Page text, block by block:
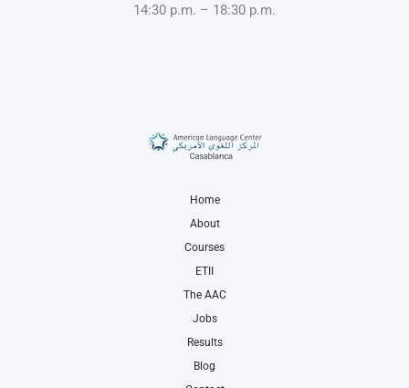
14:30 p.m. – 18:30 p.m.
Home
About
Courses
ETII
The AAC
Jobs
Results
Blog